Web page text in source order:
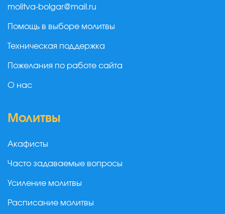
molitva-bolgar@mail.ru
Помощь в выборе молитвы
Техническая поддержка
Пожелания по работе сайта
О нас
Молитвы
Акафисты
Часто задаваемые вопросы
Усиление молитвы
Расписание молитвы